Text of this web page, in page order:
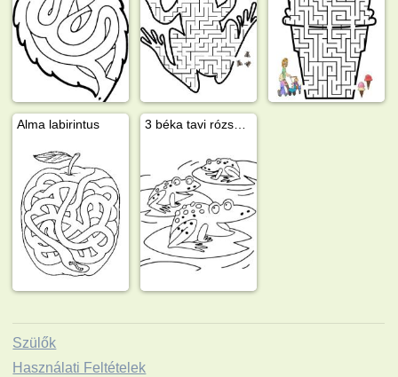
Alma labirintus
Szülők
Használati Feltételek